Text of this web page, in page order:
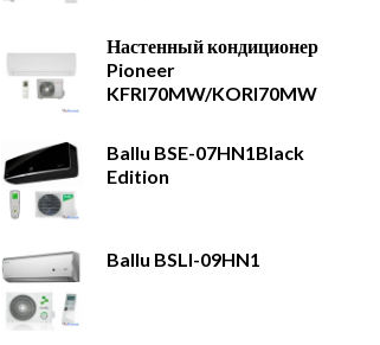
Настенный кондиционер
Pioneer
KFRI70MW/KORI70MW
Ballu BSE-07HN1Black
Edition
Ballu BSLI-09HN1